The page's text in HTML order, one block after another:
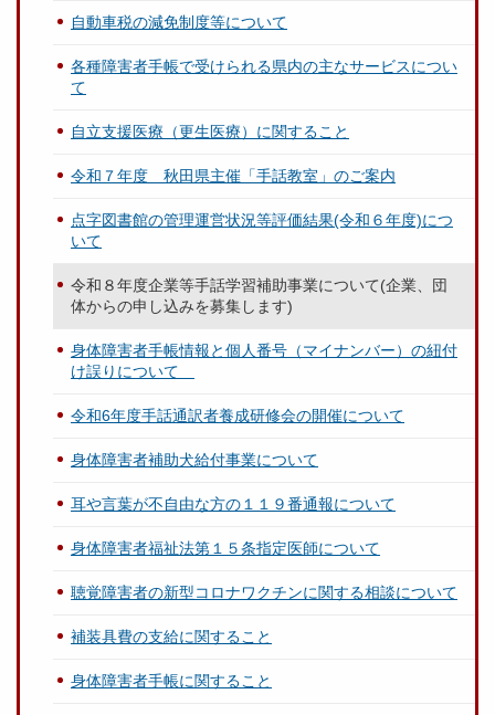
自動車税の減免制度等について
各種障害者手帳で受けられる県内の主なサービスについ
て
自立支援医療（更生医療）に関すること
令和７年度 秋田県主催「手話教室」のご案内
点字図書館の管理運営状況等評価結果(令和６年度)につ
いて
令和８年度企業等手話学習補助事業について(企業、団
体からの申し込みを募集します)
身体障害者手帳情報と個人番号（マイナンバー）の紐付
け誤りについて
令和6年度手話通訳者養成研修会の開催について
身体障害者補助犬給付事業について
耳や言葉が不自由な方の１１９番通報について
身体障害者福祉法第１５条指定医師について
聴覚障害者の新型コロナワクチンに関する相談について
補装具費の支給に関すること
身体障害者手帳に関すること